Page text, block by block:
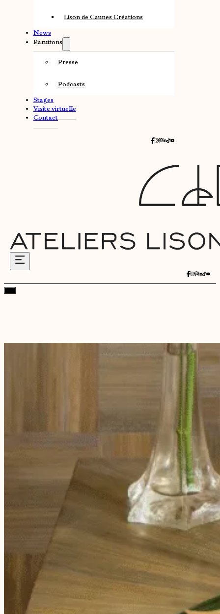
Lison de Caunes Créations
News
Parutions
Presse
Podcasts
Stages
Visite virtuelle
Contact